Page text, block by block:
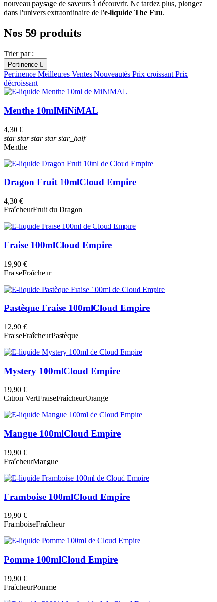
nouveau paysage de saveurs à découvrir. Ne tardez plus, plongez
dans l'univers extraordinaire de l'e-liquide The Fuu.
Nos 59 produits
Trier par :
Pertinence 
Pertinence Meilleures Ventes Nouveautés Prix croissant Prix
décroissant
Menthe 10mlMiNiMAL
4,30 €
starstarstarstarstar_half
Menthe
Dragon Fruit 10mlCloud Empire
4,30 €
FraîcheurFruit du Dragon
Fraise 100mlCloud Empire
19,90 €
FraiseFraîcheur
Pastèque Fraise 100mlCloud Empire
12,90 €
FraiseFraîcheurPastèque
Mystery 100mlCloud Empire
19,90 €
Citron VertFraiseFraîcheurOrange
Mangue 100mlCloud Empire
19,90 €
FraîcheurMangue
Framboise 100mlCloud Empire
19,90 €
FramboiseFraîcheur
Pomme 100mlCloud Empire
19,90 €
FraîcheurPomme